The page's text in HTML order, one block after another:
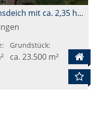
Großzügiges Wohnhaus am Emsdeich mit ca. 2,35 ha Grundstück
Grundstück:
ca. 23.500 m²